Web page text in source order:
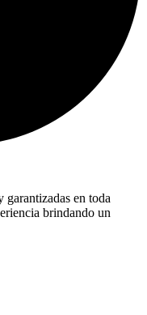
garantizadas en toda
brindando un